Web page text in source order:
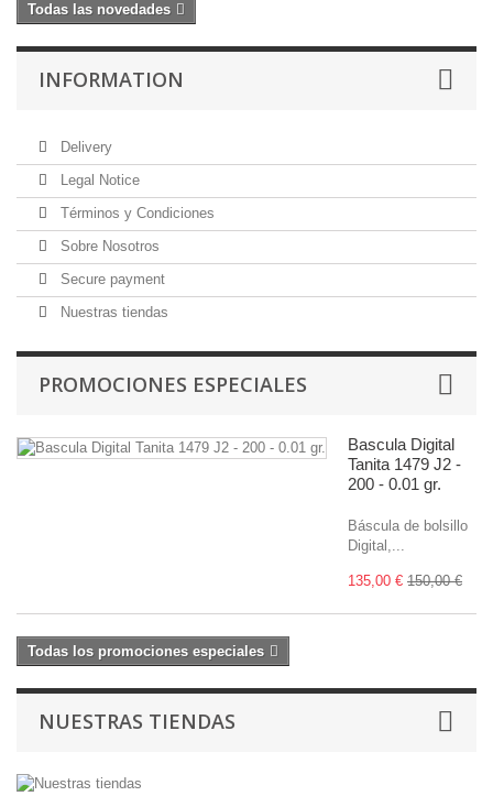
Todas las novedades
INFORMATION
Delivery
Legal Notice
Términos y Condiciones
Sobre Nosotros
Secure payment
Nuestras tiendas
PROMOCIONES ESPECIALES
Bascula Digital
Tanita 1479 J2 -
200 - 0.01 gr.
Báscula de bolsillo
Digital,...
135,00 € 150,00 €
Todas los promociones especiales
NUESTRAS TIENDAS